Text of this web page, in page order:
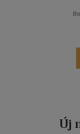
Új